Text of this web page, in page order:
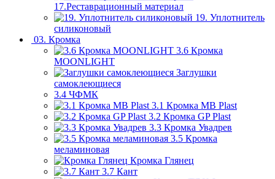
17.Реставрационный материал
19. Уплотнитель
силиконовый
03. Кромка
3.6 Кромка
MOONLIGHT
Заглушки
самоклеющиеся
3.4 ЧФМК
3.1 Кромка MB Plast
3.2 Кромка GP Plast
3.3 Кромка Увадрев
3.5 Кромка
меламиновая
Кромка Глянец
3.7 Кант